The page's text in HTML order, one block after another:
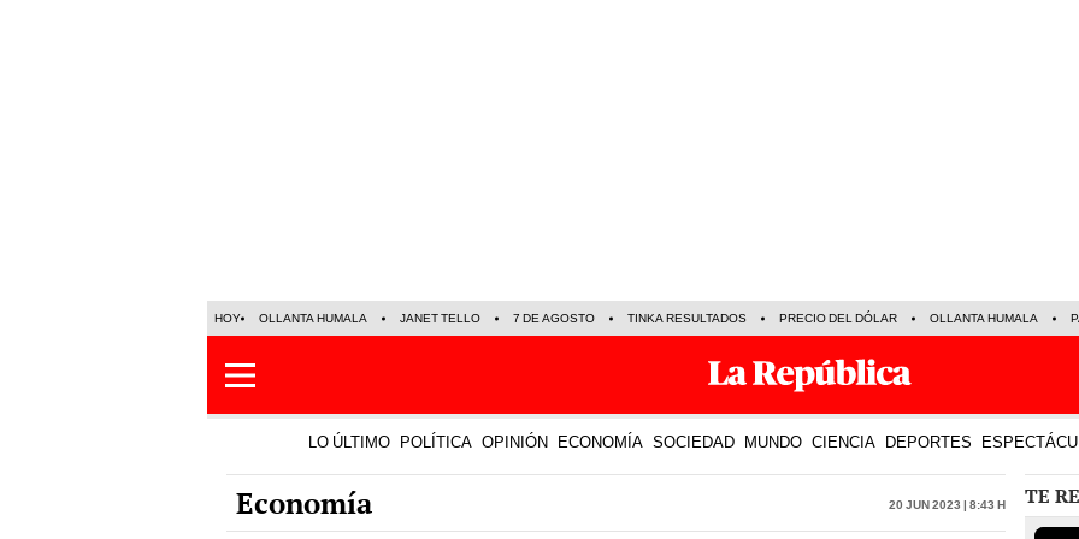
HOY OLLANTA HUMALA JANET TELLO 7 DE AGOSTO TINKA RESULTADOS PRECIO DEL DÓLAR OLLANTA HUMALA
LO ÚLTIMO POLÍTICA OPINIÓN ECONOMÍA SOCIEDAD MUNDO CIENCIA DEPORTES
Economía 20 Jun 2023 | 8:43 h TE